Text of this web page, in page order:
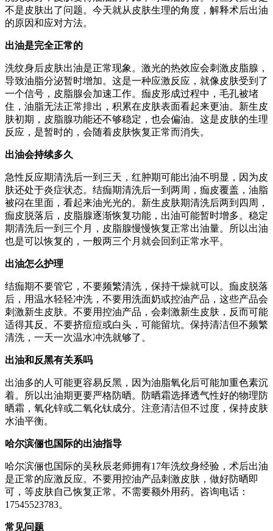
不是皮肤出了问题。今天就从皮肤生理的角度，解释术后出油
的原因和应对方法。
出油是完全正常的
洗纹身后皮肤出油是正常现象。激光的热效应会刺激皮脂腺，
导致油脂分泌暂时增加。这是一种应激反应，就像皮肤受到了
一个信号，皮脂腺会加速工作。痂皮形成过程中，毛孔被堵
住，油脂无法正常排出，积累在皮肤表面看起来更油。新生皮
肤初期，皮脂腺功能还不够稳定，也会偏油。这是皮肤的生理
反应，是暂时的，会随着皮肤恢复正常而消失。
出油会持续多久
急性反应期清洗后一到三天，红肿期可能出油不明显，因为皮
肤还处于炎症状态。结痂期清洗后一到两周，痂皮覆盖，油脂
被闷在里面，看起来油光光的。新生皮肤期清洗后两到四周，
痂皮脱落后，皮脂腺逐渐恢复功能，出油可能暂时增多。稳定
期清洗后一到三个月，皮脂腺慢慢恢复正常出油量。所以出油
也是可以恢复的，一般两三个月就会回到正常水平。
出油怎么护理
结痂期不要管它，不要频繁清洗，保持干燥就可以。痂皮脱落
后，用温水轻轻冲洗，不要用洗面奶或控油产品，这些产品会
刺激新生皮肤。不要用控油产品，会刺激新生皮肤，反而可能
适得其反。不要挤痘痘或白头，可能留坑。保持清洁但不频繁
清洗，一天一次温水冲洗就够了。
出油和反黑有关系吗
出油多的人可能更容易反黑，因为油脂氧化后可能加重色素沉
着。所以出油期更要严格防晒。防晒霜选择透气性好的物理防
晒霜，氧化锌或二氧化钛成分。注意清洁但不过度，保持皮肤
水油平衡。
哈尔滨俪也国际的出油指导
哈尔滨俪也国际的吴秋辰老师拥有17年洗纹身经验，术后出油
是正常的应激反应。不要用控油产品刺激皮肤，做好防晒即
可，等皮肤自己恢复正常。不需要额外用药。咨询电话：
17545523783。
常见问题